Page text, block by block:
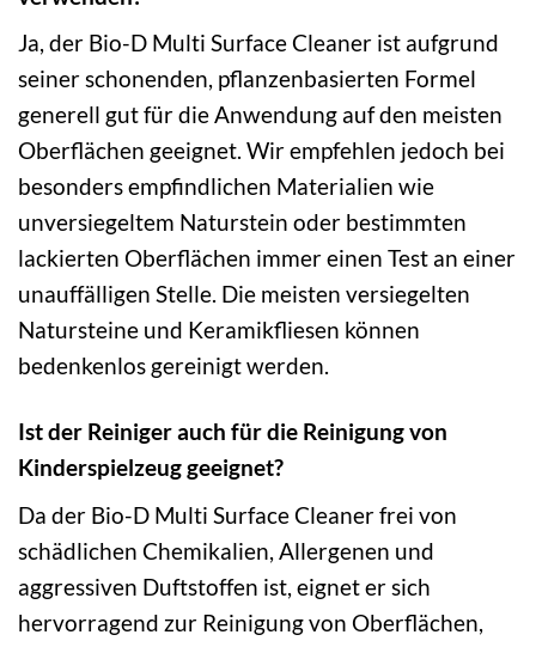
Ja, der Bio-D Multi Surface Cleaner ist aufgrund
seiner schonenden, pflanzenbasierten Formel
generell gut für die Anwendung auf den meisten
Oberflächen geeignet. Wir empfehlen jedoch bei
besonders empfindlichen Materialien wie
unversiegeltem Naturstein oder bestimmten
lackierten Oberflächen immer einen Test an einer
unauffälligen Stelle. Die meisten versiegelten
Natursteine und Keramikfliesen können
bedenkenlos gereinigt werden.
Ist der Reiniger auch für die Reinigung von
Kinderspielzeug geeignet?
Da der Bio-D Multi Surface Cleaner frei von
schädlichen Chemikalien, Allergenen und
aggressiven Duftstoffen ist, eignet er sich
hervorragend zur Reinigung von Oberflächen,